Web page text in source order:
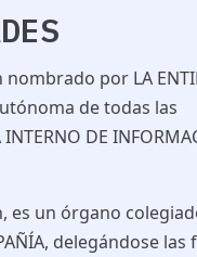
por LA
de todas las
DE
es un órgano
delegándose las